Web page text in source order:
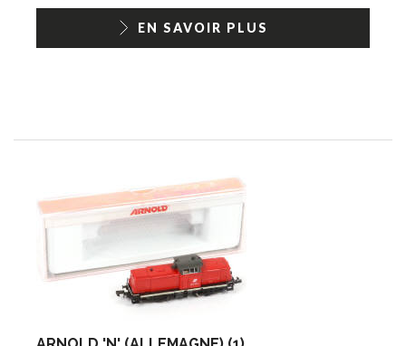
EN SAVOIR PLUS